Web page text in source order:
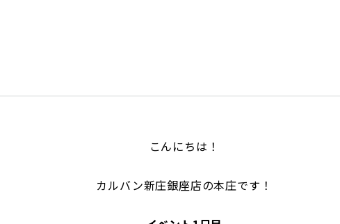
こんにちは！
カルバン新庄銀座店の本庄です！